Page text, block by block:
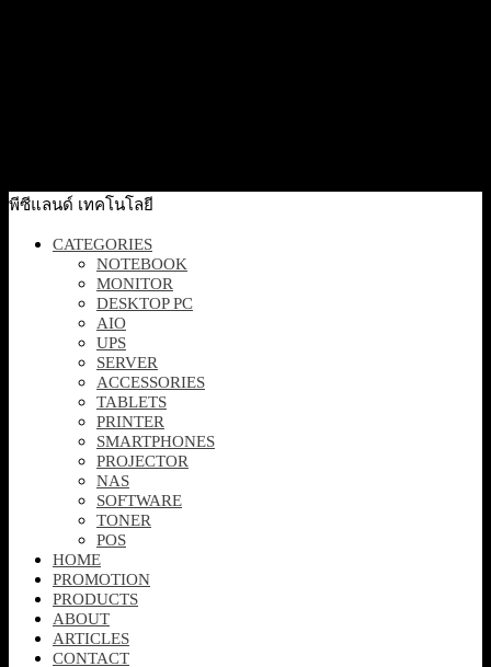
พีซีแลนด์ เทคโนโลยี
CATEGORIES
NOTEBOOK
MONITOR
DESKTOP PC
AIO
UPS
SERVER
ACCESSORIES
TABLETS
PRINTER
SMARTPHONES
PROJECTOR
NAS
SOFTWARE
TONER
POS
HOME
PROMOTION
PRODUCTS
ABOUT
ARTICLES
CONTACT